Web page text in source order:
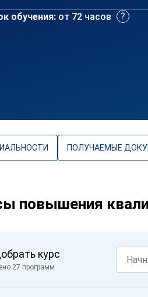
обучения: от 72 часов
ПОЛУЧАЕМЫЕ
повышения
курс
27 программ